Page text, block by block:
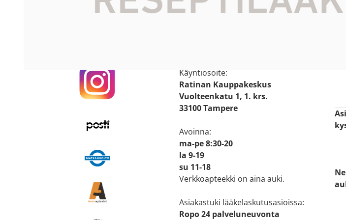
Käyntiosoite:
Ratinan Kauppakeskus
Vuolteenkatu 1, 1. krs.
33100 Tampere
Avoinna:
ma-pe 8:30-20
la 9-19
su 11-18
Verkkoapteekki on aina auki.
Asiakastuki lääkelaskutusasioissa:
Ropo 24 palveluneuvonta